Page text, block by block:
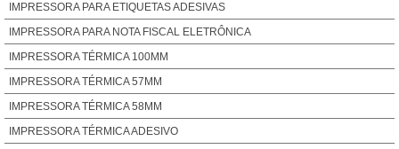
IMPRESSORA PARA ETIQUETAS ADESIVAS
IMPRESSORA PARA NOTA FISCAL ELETRÔNICA
IMPRESSORA TÉRMICA 100MM
IMPRESSORA TÉRMICA 57MM
IMPRESSORA TÉRMICA 58MM
IMPRESSORA TÉRMICA ADESIVO